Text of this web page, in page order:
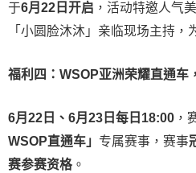
于6月22日开启 ，活动特邀人气
「小圆脸沐沐」亲临现场主持，
福利四：WSOP亚洲荣耀直通车
6月22日、6月23日每日18:00 ，
WSOP直通车」 专属赛事，赛事
赛参赛资格 。